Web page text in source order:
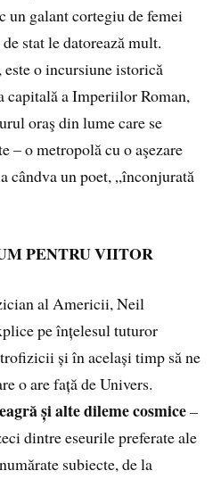
un galant cortegiu de femei
stat le datorează mult.
este o incursiune istorică
capitală a Imperiilor Roman,
oraş din lume care se
– o metropolă cu o aşezare
cândva un poet, „înconjurată
PENTRU VIITOR
al Americii, Neil
pe înțelesul tuturor
și în același timp să ne
o are față de Univers.
și alte dileme cosmice–
dintre eseurile preferate ale
subiecte, de la